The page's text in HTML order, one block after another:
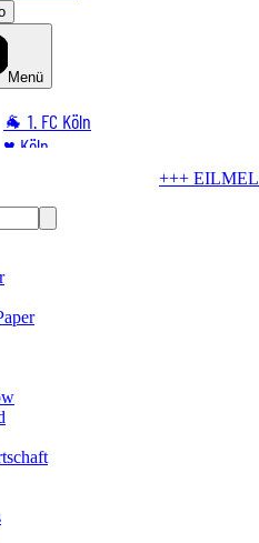
Menü
🐐 1. FC Köln
♥️ Köln
🏆 Sport
🛒 Shoppingwelt
im Rhein! Seilbahn stellt Betrieb ein